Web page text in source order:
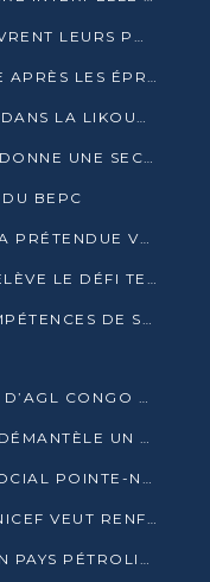
LES ENTREPRISES CHINOISES OUVRENT LEURS PORTES AUX JEUNES DIPLÔMÉS
SIBITI : 6 MORTS DANS UN DRAME APRÈS LES ÉPREUVES DU BEPC
LA CRÉATION D’UNE UNIVERSITÉ DANS LA LIKOUALA AU CŒUR D’UNE RÉFLEXION NATIONALE
ÉCONOMIE VERTE : AGL CONGO DONNE UNE SECONDE VIE À SES DÉCHETS INDUSTRIELS
BEPC
ALERTE À L’ESCROQUERIE SUR LA PRÉTENDUE VENTE DE PARCELLES AFAT
MÔLE EST : CONGO TERMINAL RELÈVE LE DÉFI TECHNIQUE DES SABLES BITUMINEUX
AGL CONGO RENFORCE LES COMPÉTENCES DE SES ÉQUIPES AVEC LA CERTIFICATION CACES® R483
JUSQU’EN JUILLET
FRAUDE À LA SIMBOX : L’ARPCE DÉMANTÈLE UN RÉSEAU UTILISANT DES CARTES SIM OUGANDAISES
CONGO TERMINAL ET LE SAMU SOCIAL POINTE-NOIRE RENOUVELLENT LEUR PARTENARIAT EN FAVEUR DES JEUNES VULNÉRABLES
ENSEIGNEMENT SUPÉRIEUR : L’UNICEF VEUT RENFORCER LA RECHERCHE SUR LES QUESTIONS DE L’ENFANCE
CARBURANT : LE PARADOXE D’UN PAYS PÉTROLIER CONFRONTÉ À DES PÉNURIES RÉCURRENTES